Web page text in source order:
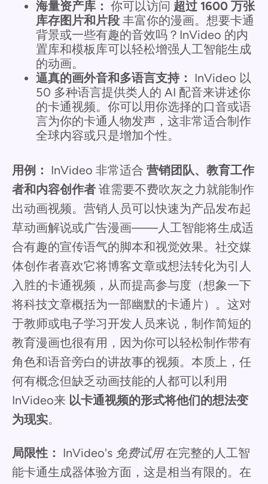
海量资产库： 你可以访问 超过 1600 万张
库存图片和片段 丰富你的漫画。想要卡通
背景或一些有趣的音效吗？InVideo 的内
置库和模板库可以轻松增强人工智能生成
的动画。
逼真的画外音和多语言支持： InVideo 以
50 多种语言提供类人的 AI 配音来讲述你
的卡通视频。你可以用你选择的口音或语
言为你的卡通人物发声，这非常适合制作
全球内容或只是增加个性。
用例： InVideo 非常适合 营销团队、教育工作
者和内容创作者 谁需要不费吹灰之力就能制作
出动画视频。营销人员可以快速为产品发布起
草动画解说或广告漫画——人工智能将生成适
合有趣的宣传语气的脚本和视觉效果。社交媒
体创作者喜欢它将博客文章或想法转化为引人
入胜的卡通视频，从而提高参与度（想象一下
将科技文章概括为一部幽默的卡通片）。这对
于教师或电子学习开发人员来说，制作简短的
教育漫画也很有用，因为你可以轻松制作带有
角色和语音旁白的讲故事的视频。本质上，任
何有概念但缺乏动画技能的人都可以利用
InVideo来 以卡通视频的形式将他们的想法变
为现实。
局限性： InVideo's 免费试用在完整的人工智
能卡通生成器体验方面，这是相当有限的。在